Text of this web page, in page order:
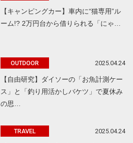
【キャンピングカー】車内に“猫専用”ル
ーム!? 2万円台から借りられる「にゃ…
OUTDOOR 2025.04.24
【自由研究】ダイソーの「お魚計測ケー
ス」と「釣り用活かしバケツ」で夏休み
の思…
TRAVEL 2025.04.24